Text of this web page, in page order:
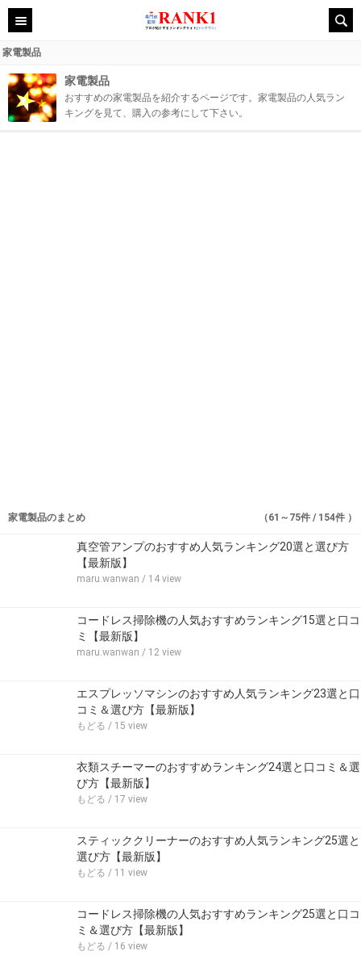
家電製品
家電製品
おすすめの家電製品を紹介するページです。家電製品の人気ラン
キングを見て、購入の参考にして下さい。
家電製品のまとめ （61～75件 / 154件 ）
真空管アンプのおすすめ人気ランキング20選と選び方
【最新版】
maru.wanwan / 14 view
コードレス掃除機の人気おすすめランキング15選と口コ
ミ【最新版】
maru.wanwan / 12 view
エスプレッソマシンのおすすめ人気ランキング23選と口
コミ＆選び方【最新版】
もどる / 15 view
衣類スチーマーのおすすめランキング24選と口コミ＆選
び方【最新版】
もどる / 17 view
スティッククリーナーのおすすめ人気ランキング25選と
選び方【最新版】
もどる / 11 view
コードレス掃除機の人気おすすめランキング25選と口コ
ミ＆選び方【最新版】
もどる / 16 view